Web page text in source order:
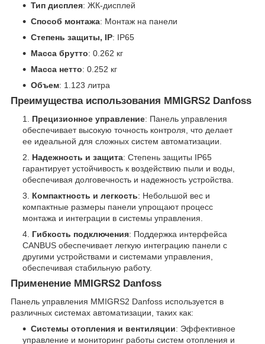
Тип дисплея: ЖК-дисплей
Способ монтажа: Монтаж на панели
Степень защиты, IP: IP65
Масса брутто: 0.262 кг
Масса нетто: 0.252 кг
Объем: 1.123 литра
Преимущества использования MMIGRS2 Danfoss
Прецизионное управление: Панель управления
обеспечивает высокую точность контроля, что делает
ее идеальной для сложных систем автоматизации.
Надежность и защита: Степень защиты IP65
гарантирует устойчивость к воздействию пыли и воды,
обеспечивая долговечность и надежность устройства.
Компактность и легкость: Небольшой вес и
компактные размеры панели упрощают процесс
монтажа и интеграции в системы управления.
Гибкость подключения: Поддержка интерфейса
CANBUS обеспечивает легкую интеграцию панели с
другими устройствами и системами управления,
обеспечивая стабильную работу.
Применение MMIGRS2 Danfoss
Панель управления MMIGRS2 Danfoss используется в
различных системах автоматизации, таких как:
Системы отопления и вентиляции: Эффективное
управление и мониторинг работы систем отопления и